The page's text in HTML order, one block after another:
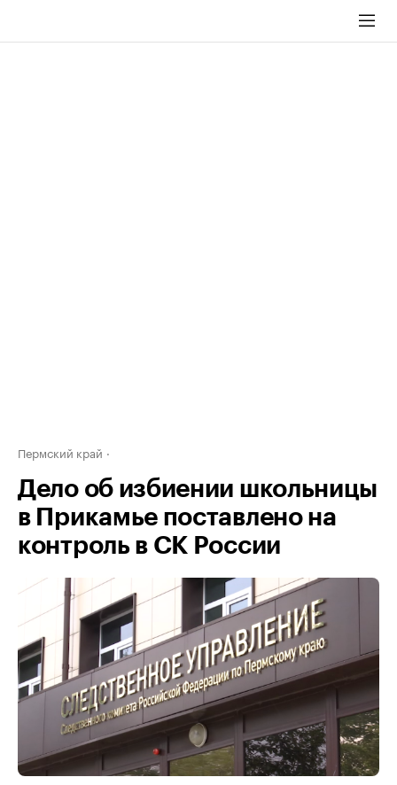
Пермский край
Дело об избиении школьницы
в Прикамье поставлено на
контроль в СК России